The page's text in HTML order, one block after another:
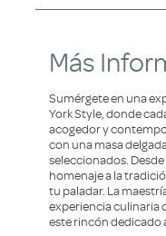
Más
Sumérgete en una
York Style, donde
acogedor y
con una masa
seleccionados.
homenaje a la
tu paladar. La
experiencia culinaria
este rincón dedicado